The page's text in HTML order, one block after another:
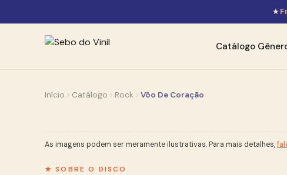
★
Catálogo
Início Catálogo Rock Vôo De Coração
As imagens podem ser meramente ilustrativas. Para mais detalhes,
★ SOBRE O DISCO